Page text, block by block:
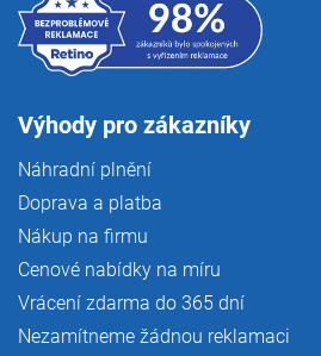
Výhody pro zákazníky
Náhradní plnění
Doprava a platba
Nákup na firmu
Cenové nabídky na míru
Vrácení zdarma do 365 dní
Nezamítneme žádnou reklamaci